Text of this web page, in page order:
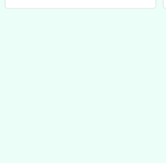
片與資源申請開放中】